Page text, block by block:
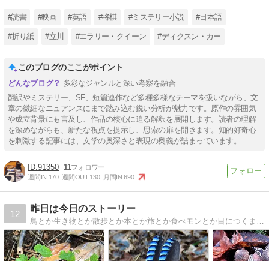
#読書 #映画 #英語 #将棋 #ミステリー小説 #日本語
#折り紙 #立川 #エラリー・クイーン #ディクスン・カー
このブログのここがポイント
多彩なジャンルと深い考察を融合
翻訳やミステリー、SF、短篇連作など多種多様なテーマを扱いながら、文
章の微細なニュアンスにまで踏み込む鋭い分析が魅力です。原作の雰囲気
や成立背景にも言及し、作品の核心に迫る解釈を展開します。読者の理解
を深めながらも、新たな視点を提示し、思索の扉を開きます。知的好奇心
を刺激する記事には、文学の奥深さと表現の奥義が詰まっています。
91350 11
週間IN:170 週間OUT:130 月間IN:690
12
昨日は今日のストーリー